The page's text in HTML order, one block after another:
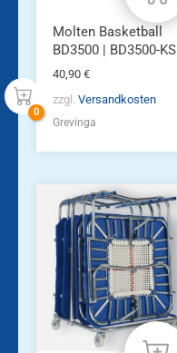
Molten Basketball
BD3500 | BD3500-KS
40,90 €
zzgl. Versandkosten
Grevinga